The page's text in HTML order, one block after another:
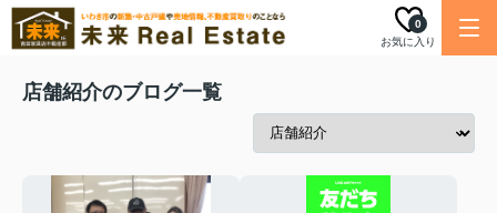
お気に入り
0
店舗紹介のブログ一覧